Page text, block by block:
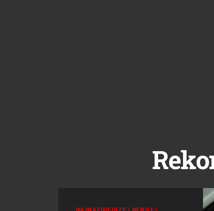
NAJWAŻNIEJSZE | NEWSY |